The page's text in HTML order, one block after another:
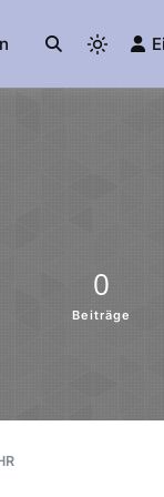
0
Beiträge